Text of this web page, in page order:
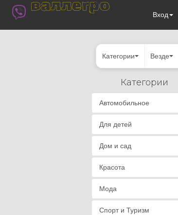
валлегро
Вход
Категории Везде
Категории
Автомобильное
Для детей
Дом и сад
Красота
Мода
Спорт и Туризм